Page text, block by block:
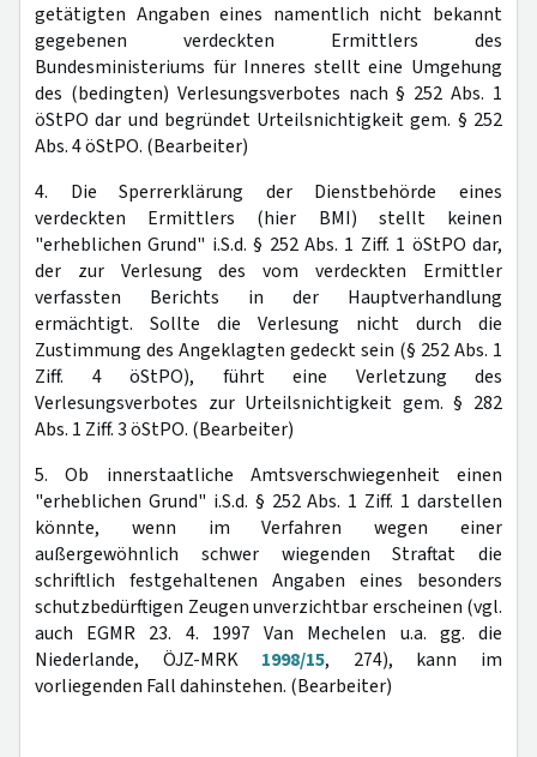
getätigten Angaben eines namentlich nicht bekannt
gegebenen verdeckten Ermittlers des
Bundesministeriums für Inneres stellt eine Umgehung
des (bedingten) Verlesungsverbotes nach § 252 Abs. 1
öStPO dar und begründet Urteilsnichtigkeit gem. § 252
Abs. 4 öStPO. (Bearbeiter)
4. Die Sperrerklärung der Dienstbehörde eines
verdeckten Ermittlers (hier BMI) stellt keinen
"erheblichen Grund" i.S.d. § 252 Abs. 1 Ziff. 1 öStPO dar,
der zur Verlesung des vom verdeckten Ermittler
verfassten Berichts in der Hauptverhandlung
ermächtigt. Sollte die Verlesung nicht durch die
Zustimmung des Angeklagten gedeckt sein (§ 252 Abs. 1
Ziff. 4 öStPO), führt eine Verletzung des
Verlesungsverbotes zur Urteilsnichtigkeit gem. § 282
Abs. 1 Ziff. 3 öStPO. (Bearbeiter)
5. Ob innerstaatliche Amtsverschwiegenheit einen
"erheblichen Grund" i.S.d. § 252 Abs. 1 Ziff. 1 darstellen
könnte, wenn im Verfahren wegen einer
außergewöhnlich schwer wiegenden Straftat die
schriftlich festgehaltenen Angaben eines besonders
schutzbedürftigen Zeugen unverzichtbar erscheinen (vgl.
auch EGMR 23. 4. 1997 Van Mechelen u.a. gg. die
Niederlande, ÖJZ-MRK 1998/15, 274), kann im
vorliegenden Fall dahinstehen. (Bearbeiter)